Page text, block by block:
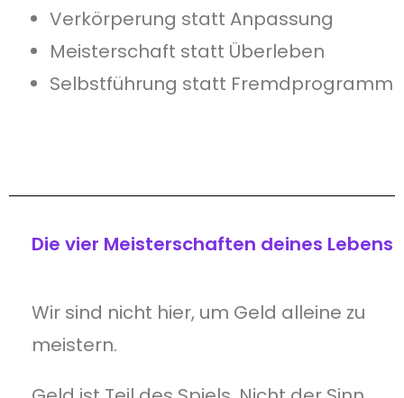
Verkörperung statt Anpassung
Meisterschaft statt Überleben
Selbstführung statt Fremdprogramm
Die vier Meisterschaften deines Lebens
Wir sind nicht hier, um Geld alleine zu
meistern.